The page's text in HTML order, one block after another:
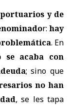
y de
r: hay
. En
se acaba con
; sino que
no han
, se les tapa